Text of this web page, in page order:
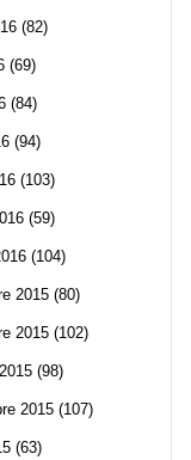
(82)
(69)
(84)
(94)
(103)
(59)
(104)
2015 (80)
2015 (102)
(98)
2015 (107)
(63)